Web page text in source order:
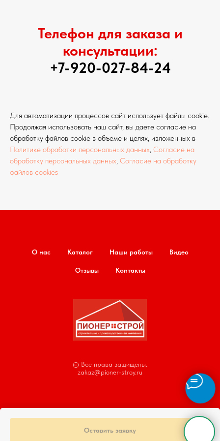
Оставить заявку
Телефон для заказа и
консультации:
+7-920-027-84-24
Для автоматизации процессов сайт использует файлы cookie.
Продолжая использовать наш сайт, вы даете согласие на
обработку файлов cookie в объеме и целях, изложенных в
Политике обработки персональных данных Согласие на
обработку персональных данных Согласие на обработку
файлов cookies
О нас Каталог Наши работы Видео
Отзывы Контакты
© Все права защищены.
zakaz@pioner-stroy.ru
Tilda